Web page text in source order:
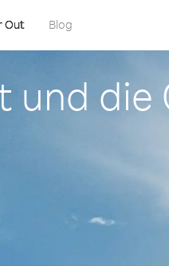
Out Blog
und die